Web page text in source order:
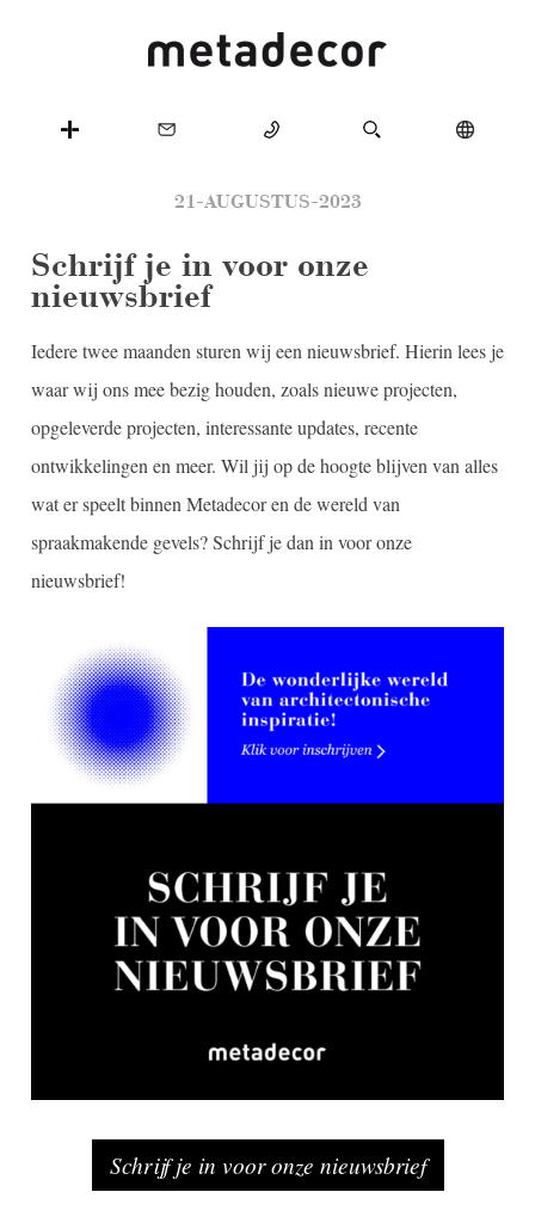
21-AUGUSTUS-2023
Schrijf je in voor onze
nieuwsbrief
Iedere twee maanden sturen wij een nieuwsbrief. Hierin lees je
waar wij ons mee bezig houden, zoals nieuwe projecten,
opgeleverde projecten, interessante updates, recente
ontwikkelingen en meer. Wil jij op de hoogte blijven van alles
wat er speelt binnen Metadecor en de wereld van
spraakmakende gevels? Schrijf je dan in voor onze
nieuwsbrief!
Schrijf je in voor onze nieuwsbrief